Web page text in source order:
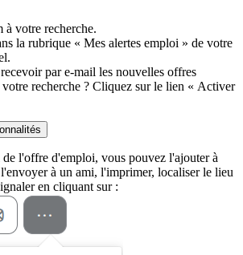
à votre recherche.
la rubrique « Mes alertes emploi » de votre
par e-mail les nouvelles offres
recherche ? Cliquez sur le lien « Activer
l'offre d'emploi, vous pouvez l'ajouter à
à un ami, l'imprimer, localiser le lieu
en cliquant sur :